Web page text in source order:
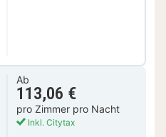
Ab
113,06 €
pro Zimmer pro Nacht
Inkl. Citytax